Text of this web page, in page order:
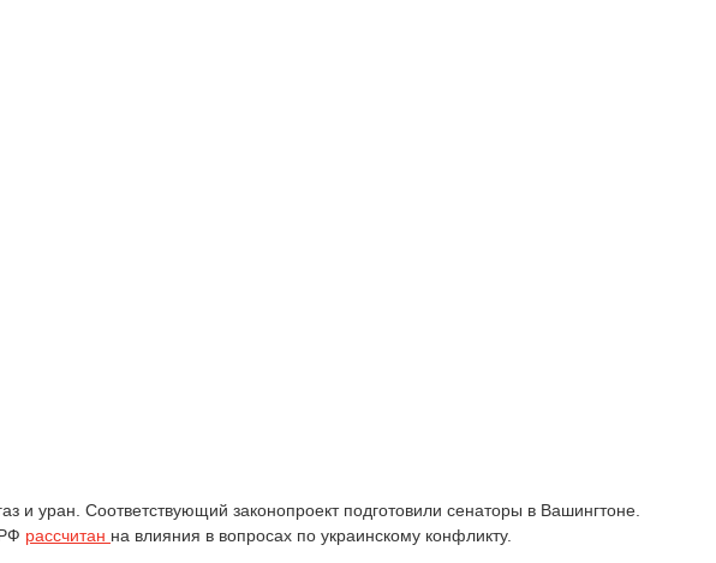
уран. Соответствующий законопроект подготовили сенаторы в Вашингтоне.
рассчитан на влияния в вопросах по украинскому конфликту.